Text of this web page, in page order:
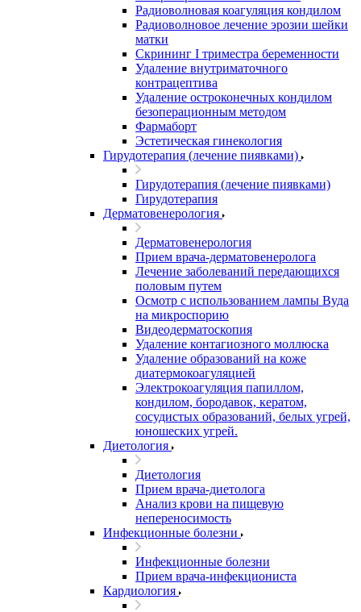
Радиоволновая коагуляция кондилом
Радиоволновое лечение эрозии шейки
матки
Скрининг I триместра беременности
Удаление внутриматочного
контрацептива
Удаление остроконечных кондилом
безоперационным методом
Фармаборт
Эстетическая гинекология
Гирудотерапия (лечение пиявками)
Гирудотерапия (лечение пиявками)
Гирудотерапия
Дерматовенерология
Дерматовенерология
Прием врача-дерматовенеролога
Лечение заболеваний передающихся
половым путем
Осмотр с использованием лампы Вуда
на микроспорию
Видеодерматоскопия
Удаление контагиозного моллюска
Удаление образований на коже
диатермокоагуляцией
Электрокоагуляция папиллом,
кондилом, бородавок, кератом,
сосудистых образований, белых угрей,
юношеских угрей.
Диетология
Диетология
Прием врача-диетолога
Анализ крови на пищевую
непереносимость
Инфекционные болезни
Инфекционные болезни
Прием врача-инфекциониста
Кардиология